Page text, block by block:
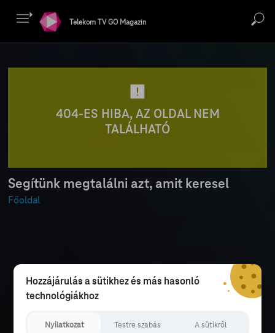
Telekom TV GO Magazin
404-ES HIBA, AZ OLDAL NEM
TALÁLHATÓ
Segítünk megtalálni azt, amit keresel
Főoldal
Hozzájárulás a sütikhez és más hasonló
technológiákhoz
Nyilatkozat Testre szabás A sütikről